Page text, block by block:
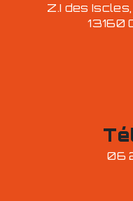
Z.I des Iscles, Impasse des acacias
13160